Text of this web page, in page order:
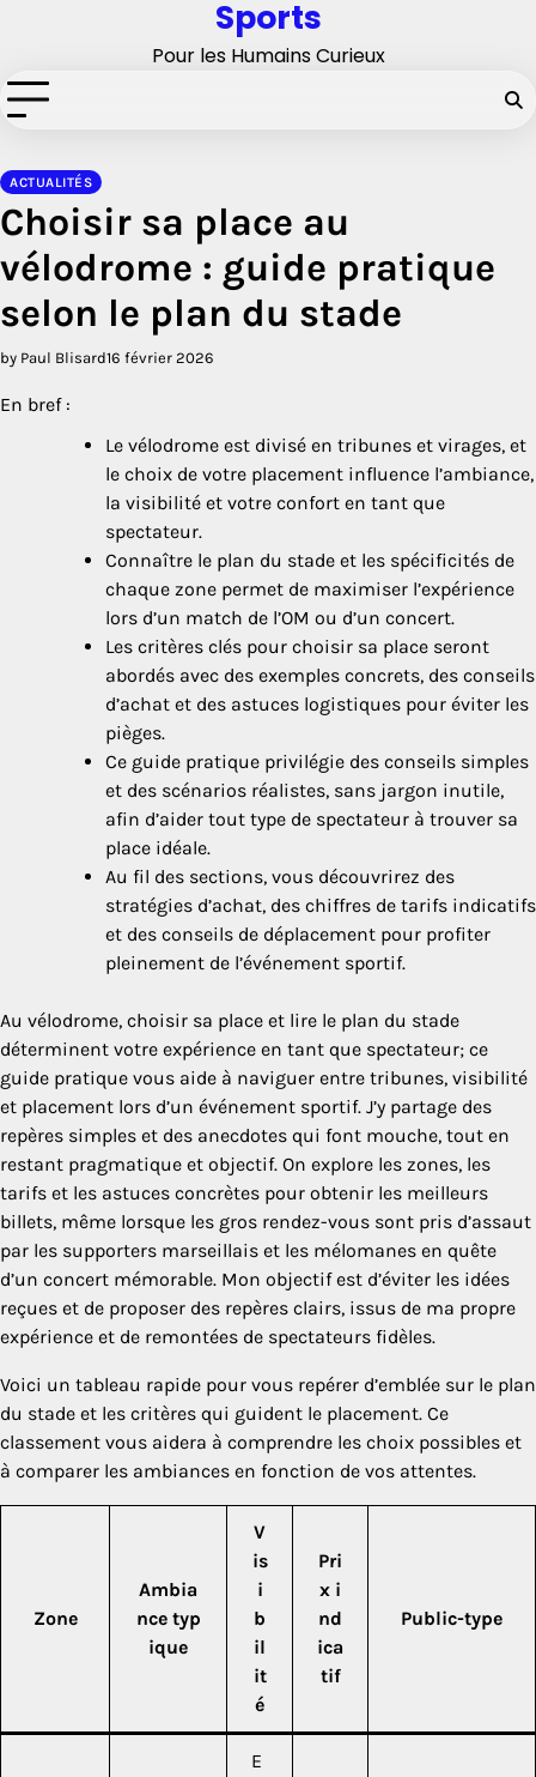
Sports
Pour les Humains Curieux
ACTUALITÉS
Choisir sa place au
vélodrome : guide pratique
selon le plan du stade
by Paul Blisard16 février 2026
En bref :
Le vélodrome est divisé en tribunes et virages, et
le choix de votre placement influence l’ambiance,
la visibilité et votre confort en tant que
spectateur.
Connaître le plan du stade et les spécificités de
chaque zone permet de maximiser l’expérience
lors d’un match de l’OM ou d’un concert.
Les critères clés pour choisir sa place seront
abordés avec des exemples concrets, des conseils
d’achat et des astuces logistiques pour éviter les
pièges.
Ce guide pratique privilégie des conseils simples
et des scénarios réalistes, sans jargon inutile,
afin d’aider tout type de spectateur à trouver sa
place idéale.
Au fil des sections, vous découvrirez des
stratégies d’achat, des chiffres de tarifs indicatifs
et des conseils de déplacement pour profiter
pleinement de l’événement sportif.
Au vélodrome, choisir sa place et lire le plan du stade
déterminent votre expérience en tant que spectateur; ce
guide pratique vous aide à naviguer entre tribunes, visibilité
et placement lors d’un événement sportif. J’y partage des
repères simples et des anecdotes qui font mouche, tout en
restant pragmatique et objectif. On explore les zones, les
tarifs et les astuces concrètes pour obtenir les meilleurs
billets, même lorsque les gros rendez-vous sont pris d’assaut
par les supporters marseillais et les mélomanes en quête
d’un concert mémorable. Mon objectif est d’éviter les idées
reçues et de proposer des repères clairs, issus de ma propre
expérience et de remontées de spectateurs fidèles.
Voici un tableau rapide pour vous repérer d’emblée sur le plan
du stade et les critères qui guident le placement. Ce
classement vous aidera à comprendre les choix possibles et
à comparer les ambiances en fonction de vos attentes.
Zone
Ambia
nce typ
ique
V
is
i
b
il
it
é
Pri
x i
nd
ica
tif
Public-type
E